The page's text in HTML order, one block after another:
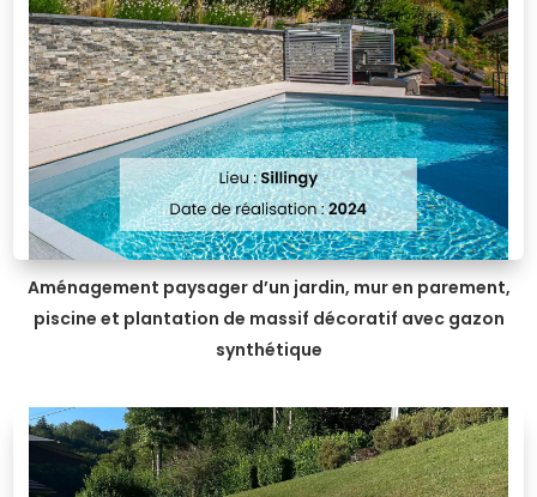
Aménagement paysager d’un jardin, mur en parement,
piscine et plantation de massif décoratif avec gazon
synthétique